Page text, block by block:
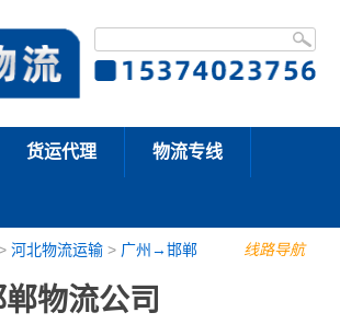
货运代理 物流专线
线路导航
河北物流运输 > 广州→邯郸
物流公司